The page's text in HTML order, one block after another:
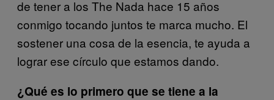
de tener a los The Nada hace 15 años
conmigo tocando juntos te marca mucho. El
sostener una cosa de la esencia, te ayuda a
lograr ese círculo que estamos dando.
¿Qué es lo primero que se tiene a la